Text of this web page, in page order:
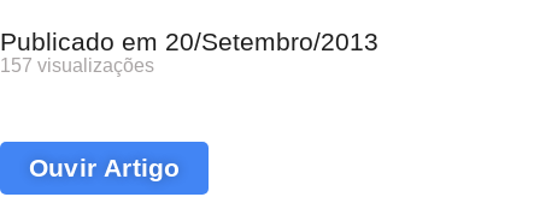
Publicado em 20/Setembro/2013
157 visualizações
Ouvir Artigo